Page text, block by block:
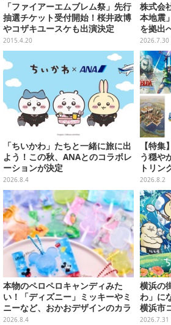
「ファイアーエムブレム祭」先行
抽選チケット受付開始！桜井政博
やコザキユースケも出演決定
2015.4.20
株式会
本地震
を拠出
2026.7.30
「ちいかわ」たちと一緒に旅に出
よう！この秋、ANAとのコラボレ
ーションが決定
2026.8.4
【特
う穏や
トリン
ある！“
ーム5選
2026.8.2
本物のペロペロキャンディみた
い！「ディズニー」ミッキーやミ
ニーなど、おかおデザインのカラ
フルチャーム全10種が8月31日発
2026.8.4
横浜の
わ」に
横浜市
2026.7.31